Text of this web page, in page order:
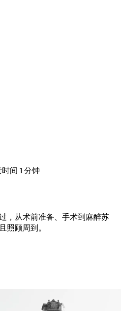
间 1 分钟
，从术前准备、手术到麻醉苏
照顾周到。